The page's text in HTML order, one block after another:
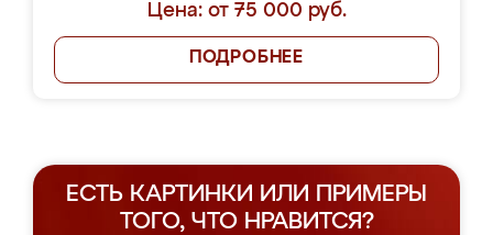
Цена: от 75 000 руб.
ПОДРОБНЕЕ
ЕСТЬ КАРТИНКИ ИЛИ ПРИМЕРЫ
ТОГО, ЧТО НРАВИТСЯ?